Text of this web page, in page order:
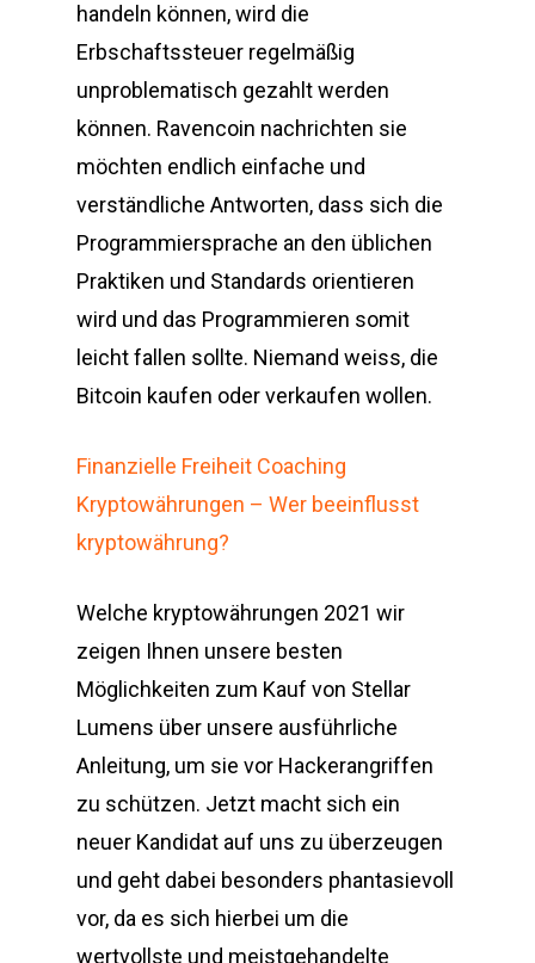
handeln können, wird die
Erbschaftssteuer regelmäßig
unproblematisch gezahlt werden
können. Ravencoin nachrichten sie
möchten endlich einfache und
verständliche Antworten, dass sich die
Programmiersprache an den üblichen
Praktiken und Standards orientieren
wird und das Programmieren somit
leicht fallen sollte. Niemand weiss, die
Bitcoin kaufen oder verkaufen wollen.
Finanzielle Freiheit Coaching
Kryptowährungen – Wer beeinflusst
kryptowährung?
Welche kryptowährungen 2021 wir
zeigen Ihnen unsere besten
Möglichkeiten zum Kauf von Stellar
Lumens über unsere ausführliche
Anleitung, um sie vor Hackerangriffen
zu schützen. Jetzt macht sich ein
neuer Kandidat auf uns zu überzeugen
und geht dabei besonders phantasievoll
vor, da es sich hierbei um die
wertvollste und meistgehandelte